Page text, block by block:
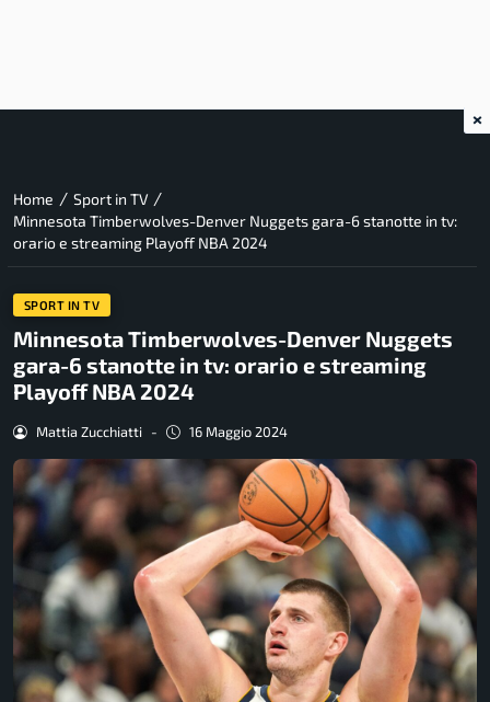
Home / Sport in TV /
Minnesota Timberwolves-Denver Nuggets gara-6 stanotte in tv:
orario e streaming Playoff NBA 2024
SPORT IN TV
Minnesota Timberwolves-Denver Nuggets
gara-6 stanotte in tv: orario e streaming
Playoff NBA 2024
Mattia Zucchiatti - 16 Maggio 2024
×